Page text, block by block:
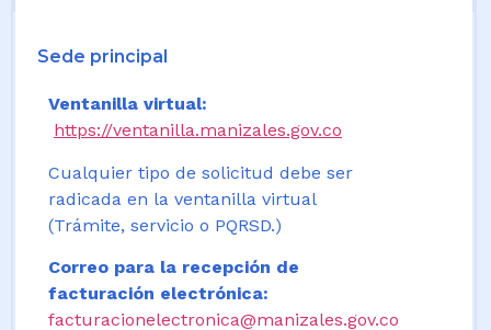
Sede principal
Ventanilla virtual:
https://ventanilla.manizales.gov.co
Cualquier tipo de solicitud debe ser
radicada en la ventanilla virtual
(Trámite, servicio o PQRSD.)
Correo para la recepción de
facturación electrónica:
facturacionelectronica@manizales.gov.co